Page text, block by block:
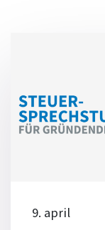
9. april